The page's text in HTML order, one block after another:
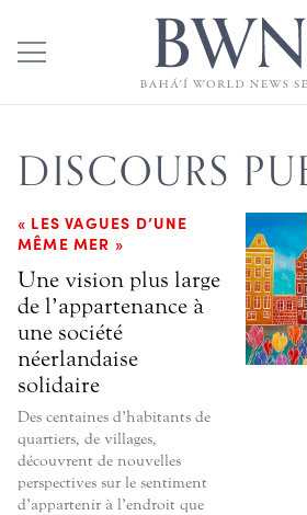
DISCOURS
« LES VAGUES D’UNE
MÊME MER »
Une vision plus large
de l’appartenance à
une société
néerlandaise
solidaire
Des centaines d’habitants de
quartiers, de villages,
découvrent de nouvelles
perspectives sur le sentiment
d’appartenir à l’endroit que